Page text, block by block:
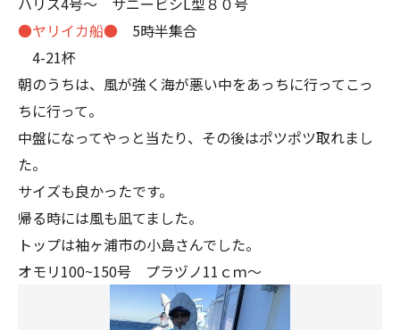
●ヤリイカ船● 5時半集合
4-21杯
朝のうちは、風が強く海が悪い中をあっちに行ってこっ
ちに行って。
中盤になってやっと当たり、その後はポツポツ取れまし
た。
サイズも良かったです。
帰る時には風も凪てました。
トップは袖ヶ浦市の小島さんでした。
オモリ100~150号 プラヅノ11ｃｍ～